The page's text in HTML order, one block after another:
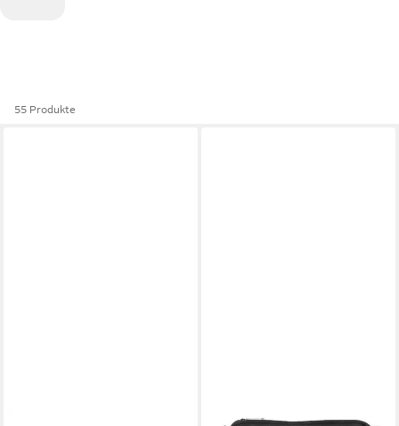
55 Produkte
JOOP!